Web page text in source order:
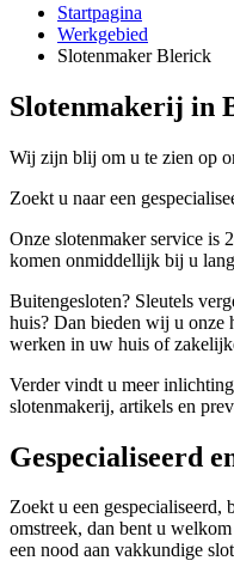
Startpagina
Werkgebied
Slotenmaker Blerick
Slotenmakerij in
Wij zijn blij om u te zien op
Zoekt u naar een
Onze slotenmaker service is
komen onmiddellijk bij u
Buitengesloten? Sleutels
huis? Dan bieden wij u onze
werken in uw huis of
Verder vindt u meer
slotenmakerij, artikels en
Gespecialiseerd
Zoekt u een
omstreek, dan bent u
een nood aan vakkundige